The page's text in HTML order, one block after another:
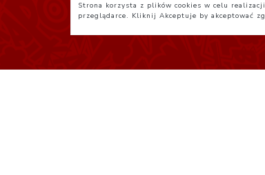
Strona korzysta z plików cookies w celu
przeglądarce. Kliknij Akceptuje by akceptować